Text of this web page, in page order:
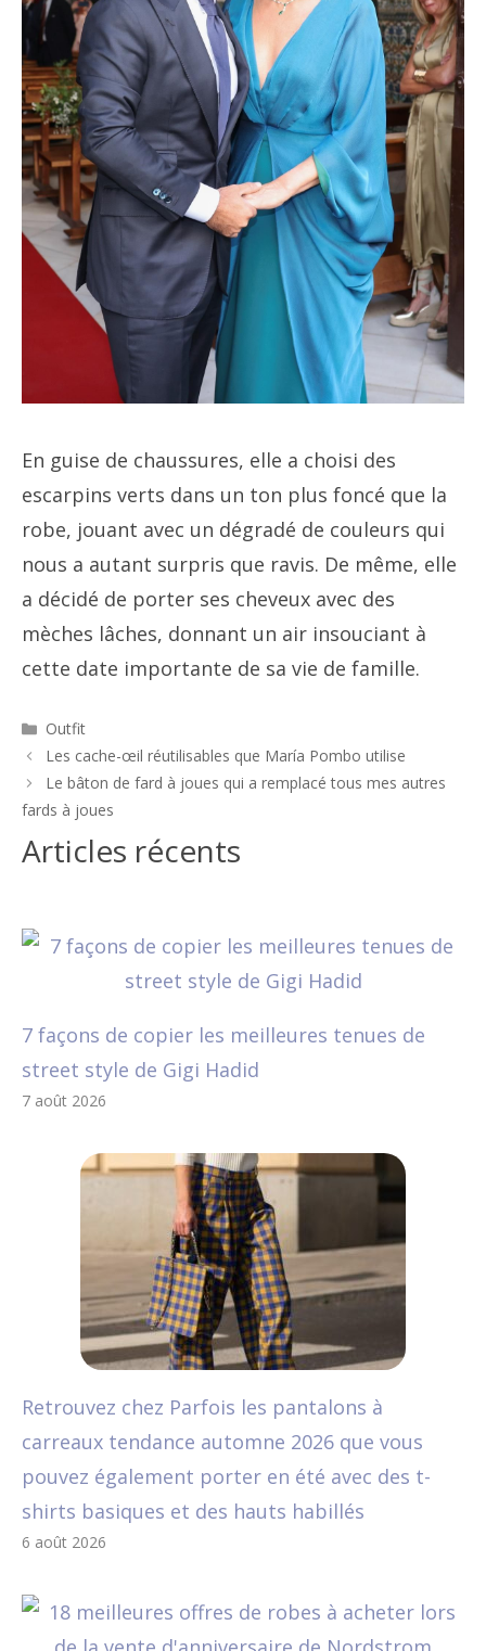
En guise de chaussures, elle a choisi des
escarpins verts dans un ton plus foncé que la
robe, jouant avec un dégradé de couleurs qui
nous a autant surpris que ravis. De même, elle
a décidé de porter ses cheveux avec des
mèches lâches, donnant un air insouciant à
cette date importante de sa vie de famille.
Catégories
Outfit
Navigation
des
Les cache-œil réutilisables que María Pombo utilise
Le bâton de fard à joues qui a remplacé tous mes autres
fards à joues
Articles récents
7 façons de copier les meilleures tenues de
street style de Gigi Hadid
7 août 2026
Retrouvez chez Parfois les pantalons à
carreaux tendance automne 2026 que vous
pouvez également porter en été avec des t-
shirts basiques et des hauts habillés
6 août 2026